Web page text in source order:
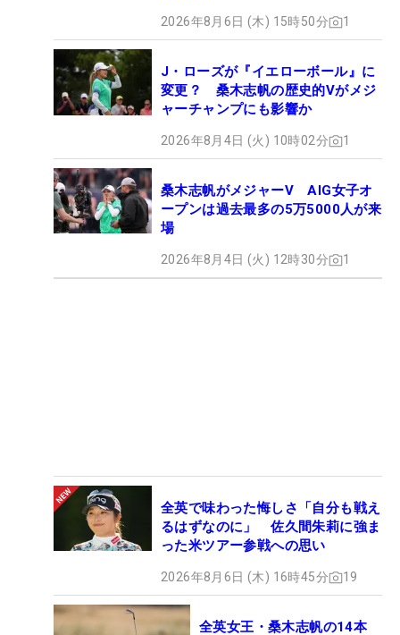
2026年8月6日 (木) 15時50分 1
J・ローズが『イエローボール』に
変更？ 桑木志帆の歴史的Vがメジ
ャーチャンプにも影響か
2026年8月4日 (火) 10時02分 1
桑木志帆がメジャーV AIG女子オ
ープンは過去最多の5万5000人が来
場
2026年8月4日 (火) 12時30分 1
全英で味わった悔しさ「自分も戦え
るはずなのに」 佐久間朱莉に強ま
った米ツアー参戦への思い
2026年8月6日 (木) 16時45分 19
全英女王・桑木志帆の14本